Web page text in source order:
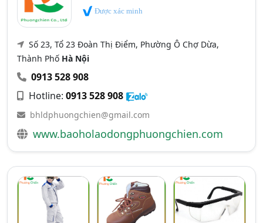
Được xác minh
Số 23, Tổ 23 Đoàn Thị Điểm, Phường Ô Chợ Dừa,
Thành Phố Hà Nội
0913 528 908
Hotline: 0913 528 908
bhldphuongchien@gmail.com
www.baoholaodongphuongchien.com